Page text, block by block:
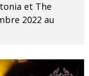
et The
2022 au